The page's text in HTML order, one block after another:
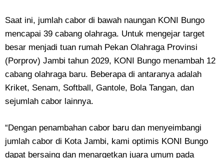
Saat ini, jumlah cabor di bawah naungan KONI Bungo
mencapai 39 cabang olahraga. Untuk mengejar target
besar menjadi tuan rumah Pekan Olahraga Provinsi
(Porprov) Jambi tahun 2029, KONI Bungo menambah 12
cabang olahraga baru. Beberapa di antaranya adalah
Kriket, Senam, Softball, Gantole, Bola Tangan, dan
sejumlah cabor lainnya.
“Dengan penambahan cabor baru dan menyeimbangi
jumlah cabor di Kota Jambi, kami optimis KONI Bungo
dapat bersaing dan menargetkan juara umum pada